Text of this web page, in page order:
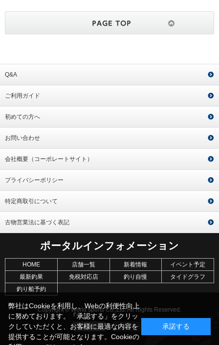
Q&A
ご利用ガイド
初めての方へ
お問い合わせ
会社概要（コーポレートサイト）
プライバシーポリシー
特定商取引について
古物営業法に基づく表記
ポータルインフォメーション
HOME 店舗一覧 新着情報
イベント予定
最新釣果
免税対応店 釣り自慢
タイドグラフ
釣り船予約
Copyright © World sports Co.,Ltd. All Rights Reserved.
弊社はCookieを利用し、Webの利便性向上
に努めております。「承認する」をクリッ
クしていただくと、お客様に最適な内容を
提供することが可能となります。Cookieの
承諾する